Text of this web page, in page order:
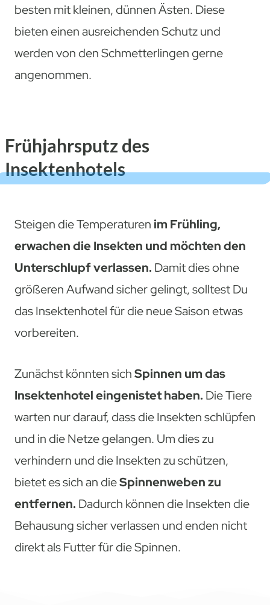
besten mit kleinen, dünnen Ästen. Diese
bieten einen ausreichenden Schutz und
werden von den Schmetterlingen gerne
angenommen.
Frühjahrsputz des
Insektenhotels
Steigen die Temperaturen im Frühling,
erwachen die Insekten und möchten den
Unterschlupf verlassen. Damit dies ohne
größeren Aufwand sicher gelingt, solltest Du
das Insektenhotel für die neue Saison etwas
vorbereiten.
Zunächst könnten sichSpinnen um das
Insektenhotel eingenistet haben. Die Tiere
warten nur darauf, dass die Insekten schlüpfen
und in die Netze gelangen. Um dies zu
verhindern und die Insekten zu schützen,
bietet es sich an dieSpinnenweben zu
entfernen. Dadurch können die Insekten die
Behausung sicher verlassen und enden nicht
direkt als Futter für die Spinnen.